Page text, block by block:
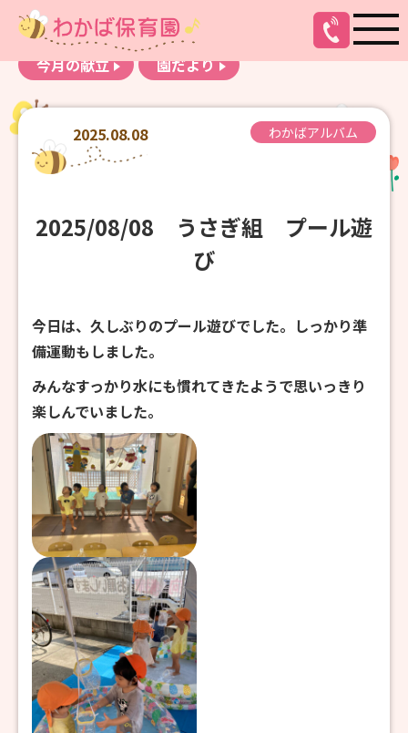
お知らせ
わかばアルバム
今月の献立
園だより
2025.08.08 わかばアルバム
2025/08/08 うさぎ組 プール遊
び
今日は、久しぶりのプール遊びでした。しっかり準
備運動もしました。
みんなすっかり水にも慣れてきたようで思いっきり
楽しんでいました。